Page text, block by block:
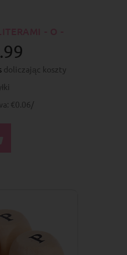
doliczając koszty
€0.06/